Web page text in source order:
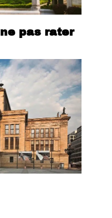
pas rater